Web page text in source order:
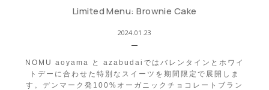
Limited Menu: Brownie Cake
2024.01.23
NOMU aoyama と azabudaiではバレンタインとホワイ
トデーに合わせた特別なスイーツを期間限定で展開しま
す。デンマーク発100%オーガニックチョコレートブラン